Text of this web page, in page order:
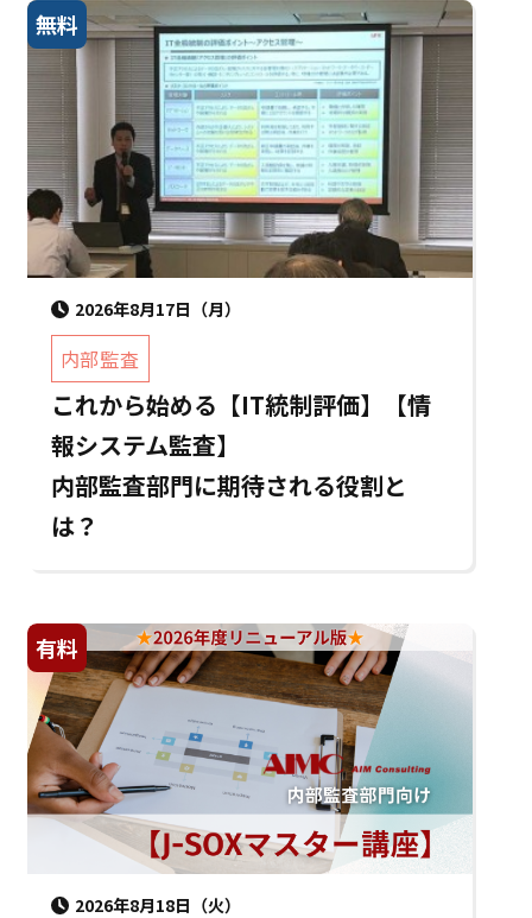
無料
2026年8月17日（月）
内部監査
これから始める【IT統制評価】【情
報システム監査】
内部監査部門に期待される役割と
は？
有料
2026年8月18日（火）